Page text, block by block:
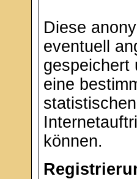
Diese
eventuell
gespeichert
eine
können.